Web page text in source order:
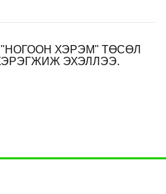
ХЭРЭМ" ТӨСӨЛ
ЭХЭЛЛЭЭ.